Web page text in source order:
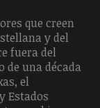
que creen
y del
fuera del
de una década
el
Estados